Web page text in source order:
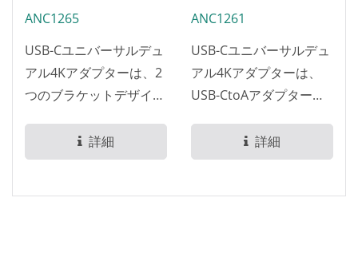
ANC1265
USB-Cユニバーサルデュ
アル4Kアダプターは、2
つのブラケットデザイン
詳細
ANC1261
USB-Cユニバーサルデュ
アル4Kアダプターは、
USB-CtoAアダプターを
詳細